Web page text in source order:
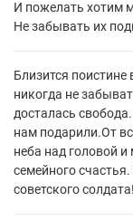
И пожелать хотим
Не забывать их
Близится
никогда не
досталась
нам подарили.От
неба над головой
семейного
советского солдата!